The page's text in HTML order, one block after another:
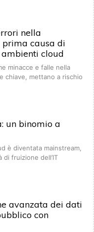
nella
causa di
cloud
minacce e falle nella
chiave, mettano a rischio
un binomio a
è diventata mainstream,
di fruizione dell’IT
avanzata dei dati
con